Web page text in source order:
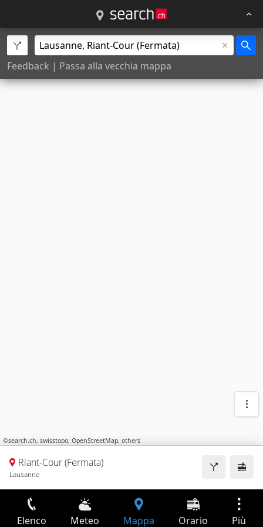
Feedback | Passa alla vecchia mappa
©search.ch, swisstopo, OpenStreetMap, others
Riant-Cour (Fermata)
Lausanne
Elenco Meteo Mappa Orario Più